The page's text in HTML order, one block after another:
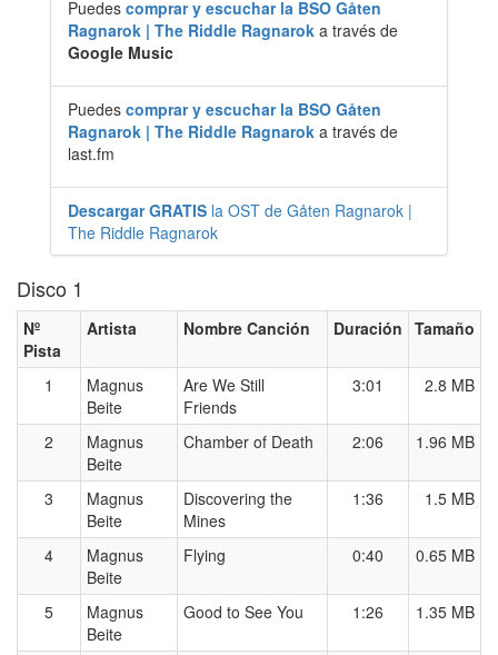
Puedes comprar y escuchar la BSO Gåten
Ragnarok | The Riddle Ragnarok a través de
Google Music
Puedes comprar y escuchar la BSO Gåten
Ragnarok | The Riddle Ragnarok a través de
last.fm
Descargar GRATIS la OST de Gåten Ragnarok |
The Riddle Ragnarok
Disco 1
Nº
Pista
Artista Nombre Canción Duración Tamaño
1
Magnus
Beite
Are We Still
Friends
3:01 2.8 MB
2
Magnus
Beite
Chamber of Death 2:06 1.96 MB
3
Magnus
Beite
Discovering the
Mines
1:36 1.5 MB
4
Magnus
Beite
Flying 0:40 0.65 MB
5
Magnus
Beite
Good to See You 1:26 1.35 MB